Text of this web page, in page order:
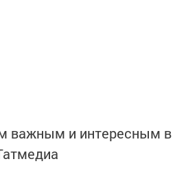
важным и интересным в